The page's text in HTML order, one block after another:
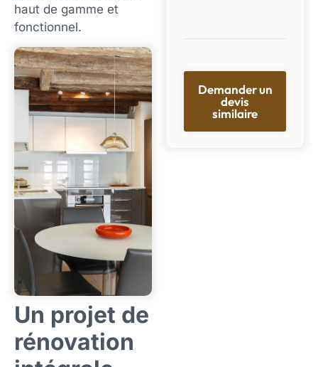
haut de gamme et
fonctionnel.
Un projet de
rénovation
Demander un
devis
similaire